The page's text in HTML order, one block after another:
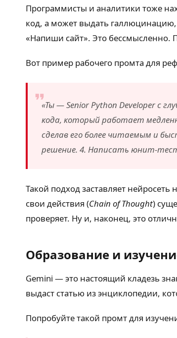
Программисты и аналитики тоже
код, а может выдать
«Напиши сайт». Это бессмысленно.
Вот пример рабочего промта для
«Ты — Senior Python Developer с
кода, который работает
сделав его более читаемым и
решение. 4. Написать юнит-
Такой подход заставляет
свои действия (Chain of Thought)
проверяет. Ну и, наконец, это
Образование и
Gemini — это настоящий кладезь
выдаст статью из энциклопедии,
Попробуйте такой промт для